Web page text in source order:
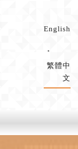
English
繁體中
文